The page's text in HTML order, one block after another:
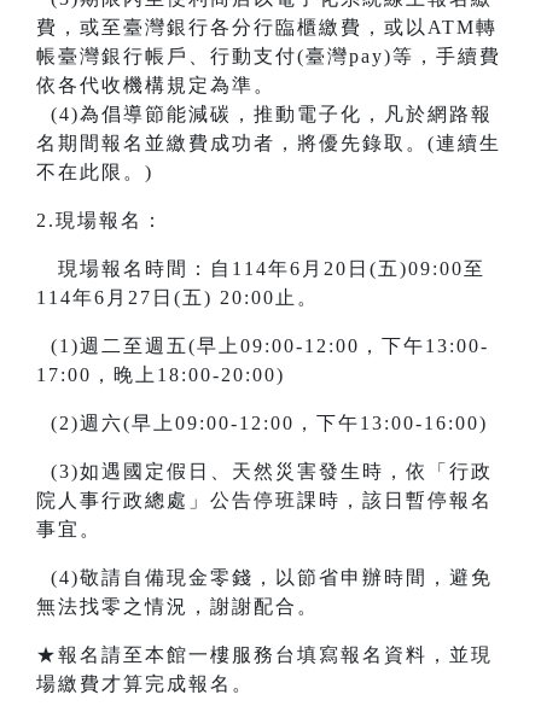
費，或至臺灣銀行各分行臨櫃繳費，或以ATM轉
帳臺灣銀行帳戶、行動支付(臺灣pay)等，手續費
依各代收機構規定為準。
(4)為倡導節能減碳，推動電子化，凡於網路報
名期間報名並繳費成功者，將優先錄取。(連續生
不在此限。)
2.現場報名：
現場報名時間：自114年6月20日(五)09:00至
114年6月27日(五) 20:00止。
(1)週二至週五(早上09:00-12:00，下午13:00-
17:00，晚上18:00-20:00)
(2)週六(早上09:00-12:00，下午13:00-16:00)
(3)如遇國定假日、天然災害發生時，依「行政
院人事行政總處」公告停班課時，該日暫停報名
事宜。
(4)敬請自備現金零錢，以節省申辦時間，避免
無法找零之情況，謝謝配合。
★報名請至本館一樓服務台填寫報名資料，並現
場繳費才算完成報名。